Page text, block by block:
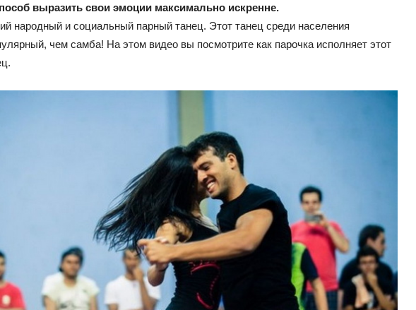
выразить свои эмоции максимально искренне.
народный и социальный парный танец. Этот танец среди населения
чем самба! На этом видео вы посмотрите как парочка исполняет этот